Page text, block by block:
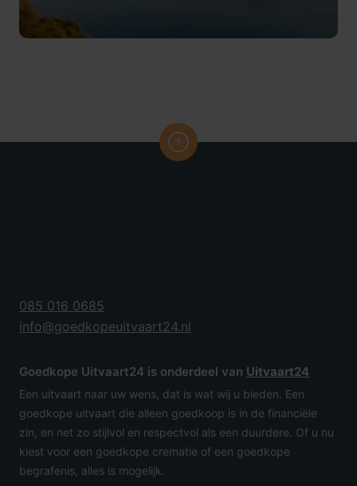
085 016 0685
info@goedkopeuitvaart24.nl
Goedkope Uitvaart24 is onderdeel van Uitvaart24
Een uitvaart naar uw wens, dat is wat wij u bieden. Een
goedkope uitvaart die alleen goedkoop is in de financiële
zin, en net zo stijlvol en respectvol als een duurdere. Of u nu
kiest voor een goedkope crematie of een goedkope
begrafenis, alles is mogelijk.